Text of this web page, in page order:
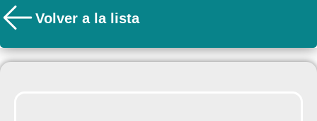
Volver a la lista